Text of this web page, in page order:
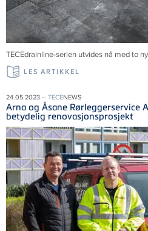
TECEdrainline-serien utvides nå med to
LES ARTIKKEL
24.05.2023 – TECENEWS
Arna og Åsane Rørleggerservice
betydelig renovasjonsprosjekt